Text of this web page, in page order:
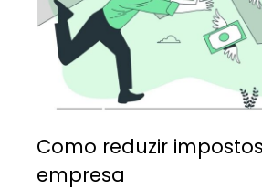
Como reduzir
empresa